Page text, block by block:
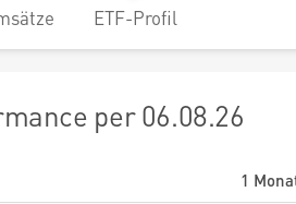
ETF-Profil
per 06.08.26
1